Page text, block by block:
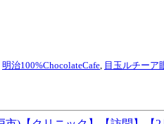
明治100%ChocolateCafe 目玉ルチーア